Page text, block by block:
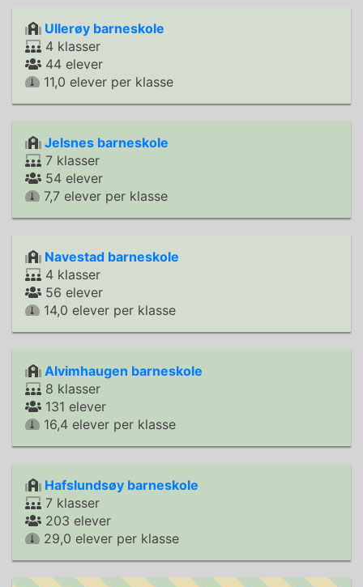
Ullerøy barneskole
4 klasser
44 elever
11,0 elever per klasse
Jelsnes barneskole
7 klasser
54 elever
7,7 elever per klasse
Navestad barneskole
4 klasser
56 elever
14,0 elever per klasse
Alvimhaugen barneskole
8 klasser
131 elever
16,4 elever per klasse
Hafslundsøy barneskole
7 klasser
203 elever
29,0 elever per klasse